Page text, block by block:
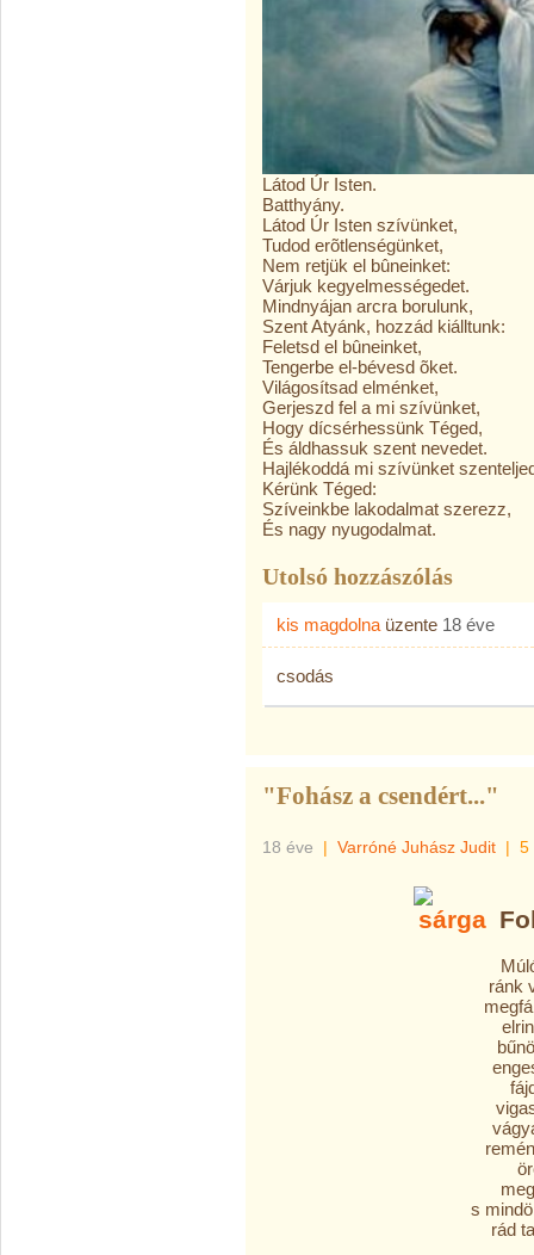
Látod Úr Isten.
Batthyány.
Látod Úr Isten szívünket,
Tudod erõtlenségünket,
Nem retjük el bûneinket:
Várjuk kegyelmességedet.
Mindnyájan arcra borulunk,
Szent Atyánk, hozzád kiálltunk:
Feletsd el bûneinket,
Tengerbe el-bévesd õket.
Világosítsad elménket,
Gerjeszd fel a mi szívünket,
Hogy dícsérhessünk Téged,
És áldhassuk szent nevedet.
Hajlékoddá mi szívünket
Kérünk Téged:
Szíveinkbe lakodalmat szerezz,
És nagy nyugodalmat.
Utolsó hozzászólás
kis magdolna üzente 18 éve
csodás
"Fohász a csendért..."
18 éve | Varróné Juhász Judit | 5
ránk
s
rád